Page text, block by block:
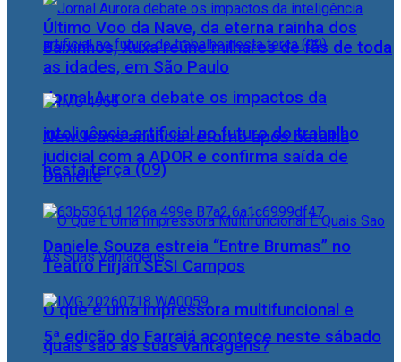
Jornal Aurora debate os impactos da
inteligência artificial no futuro do trabalho
nesta terça (09)
O que é uma impressora multifuncional e
quais são as suas vantagens?
Último Voo da Nave, da eterna rainha dos
Baixinhos, Xuxa reúne milhares de fãs de toda
as idades, em São Paulo
NewJeans anuncia retorno após batalha
judicial com a ADOR e confirma saída de
Danielle
Daniele Souza estreia “Entre Brumas” no
Teatro Firjan SESI Campos
5ª edição do Farraiá acontece neste sábado